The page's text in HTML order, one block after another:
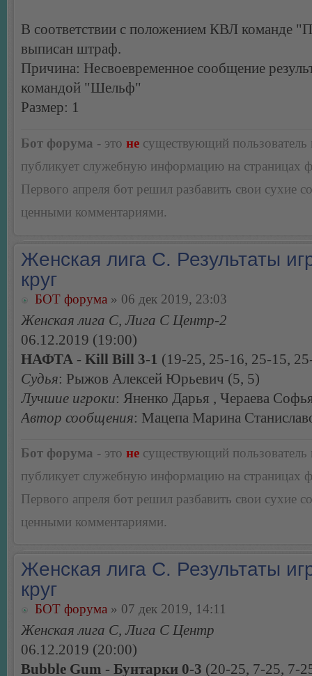
В соответствии с положением КВЛ команде
выписан штраф.
Причина: Несвоевременное сообщение
командой "Шельф"
Размер: 1
Бот форума - это не существующий пользователь
публикует служебную информацию на страницах
Первого апреля бот решил разбавить свои сухие
ценными комментариями.
Женская лига С. Результаты
круг
БОТ форума » 06 дек 2019, 23:03
Женская лига С, Лига С Центр-2
06.12.2019 (19:00)
НАФТА - Kill Bill 3-1 (19-25, 25-16, 25-15,
Судья: Рыжов Алексей Юрьевич (5, 5)
Лучшие игроки: Яненко Дарья , Чераева
Автор сообщения: Мацепа Марина
Бот форума - это не существующий пользователь
публикует служебную информацию на страницах
Первого апреля бот решил разбавить свои сухие
ценными комментариями.
Женская лига С. Результаты
круг
БОТ форума » 07 дек 2019, 14:11
Женская лига С, Лига С Центр
06.12.2019 (20:00)
Bubble Gum - Бунтарки 0-3 (20-25, 7-25, 7-